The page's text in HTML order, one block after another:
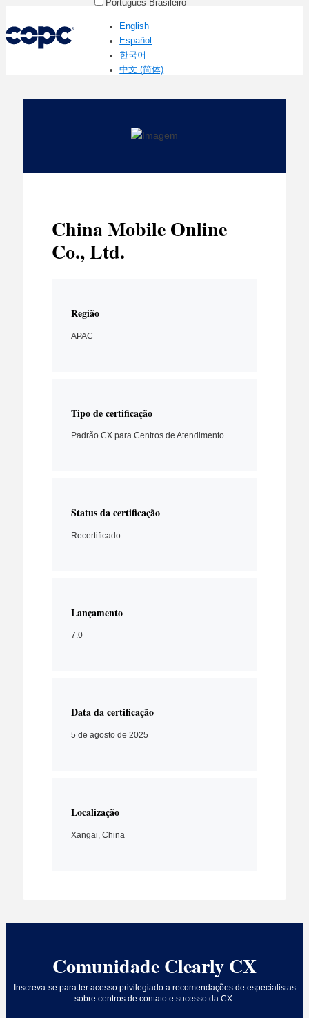
Português Brasileiro
English
Español
한국어
中文 (简体)
China Mobile Online
Co., Ltd.
Região
APAC
Tipo de certificação
Padrão CX para Centros de Atendimento
Status da certificação
Recertificado
Lançamento
7.0
Data da certificação
5 de agosto de 2025
Localização
Xangai, China
Comunidade Clearly CX
Inscreva-se para ter acesso privilegiado a recomendações de especialistas
sobre centros de contato e sucesso da CX.